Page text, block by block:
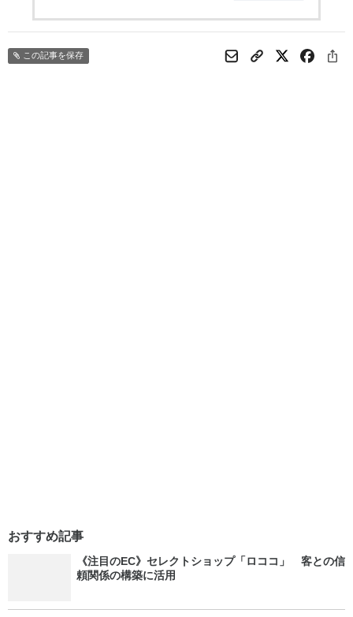
この記事を保存
おすすめ記事
《注目のEC》セレクトショップ「ロココ」 客との信
頼関係の構築に活用